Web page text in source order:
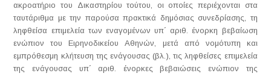
ακροατήριο του Δικαστηρίου τούτου, οι οποίες περιέχονται στα
ταυτάριθμα με την παρούσα πρακτικά δημόσιας συνεδρίασης, τη
ληφθείσα επιμελεία των εναγομένων υπ΄ αριθ. ένορκη βεβαίωση
ενώπιον του Ειρηνοδικείου Αθηνών, μετά από νομότυπη και
εμπρόθεσμη κλήτευση της ενάγουσας (βλ.), τις ληφθείσες επιμελεία
της ενάγουσας υπ΄ αριθ. ένορκες βεβαιώσεις ενώπιον της